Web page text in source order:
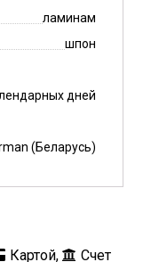
ламинам
шпон
дней
(Беларусь)
Картой, Счет